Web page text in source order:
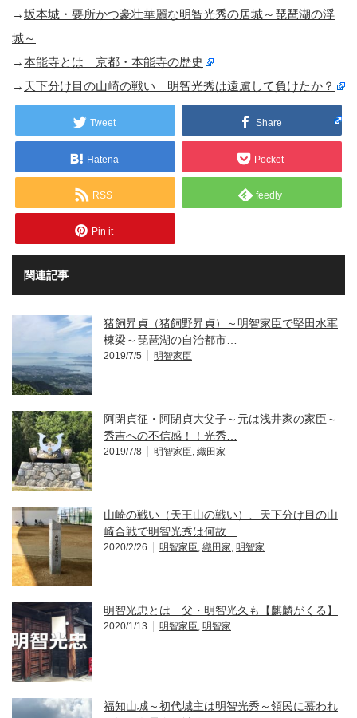
→坂本城・要所かつ豪壮華麗な明智光秀の居城～琵琶湖の浮
城～
→本能寺とは 京都・本能寺の歴史
→ 天下分け目の山崎の戦い 明智光秀は遠慮して負けたか？
Tweet Share
Hatena Pocket
RSS feedly
Pin it
関連記事
猪飼昇貞（猪飼野昇貞）～明智家臣で堅田水軍
棟梁～琵琶湖の自治都市…
2019/7/5 明智家臣
阿閉貞征・阿閉貞大父子～元は浅井家の家臣～
秀吉への不信感！！光秀…
2019/7/8 明智家臣 織田家
山崎の戦い（天王山の戦い）、天下分け目の山
崎合戦で明智光秀は何故…
2020/2/26 明智家臣 織田家 明智家
明智光忠とは 父・明智光久も【麒麟がくる】
2020/1/13 明智家臣 明智家
福知山城～初代城主は明智光秀～領民に慕われ